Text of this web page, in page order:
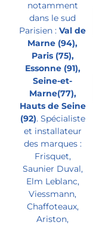
notamment
dans le sud
Parisien : Val de
Marne (94),
Paris (75),
Essonne (91),
Seine-et-
Marne(77),
Hauts de Seine
(92). Spécialiste
et installateur
des marques :
Frisquet,
Saunier Duval,
Elm Leblanc,
Viessmann,
Chaffoteaux,
Ariston,